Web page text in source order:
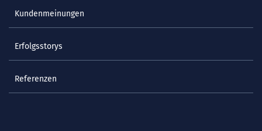
Kundenmeinungen
Erfolgsstorys
Referenzen